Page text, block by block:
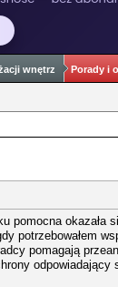
wnętrz Porady i
pomocna okazała
potrzebowałem
pomagają
odpowiadający